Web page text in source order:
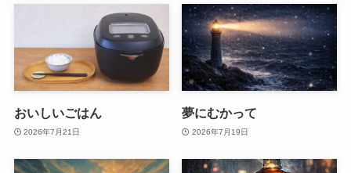
おいしいごはん
2026年7月21日
夢にむかって
2026年7月19日